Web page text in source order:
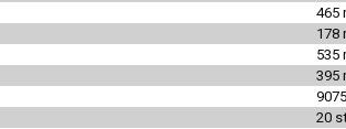
465
178
535
395
9075
20